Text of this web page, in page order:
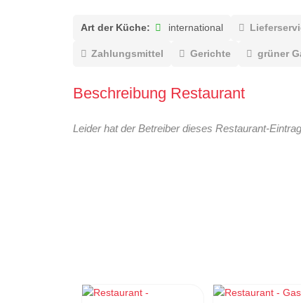
Art der Küche: international
Zahlungsmittel Gerichte grüner
Beschreibung Restaurant
Leider hat der Betreiber dieses Restaurant-